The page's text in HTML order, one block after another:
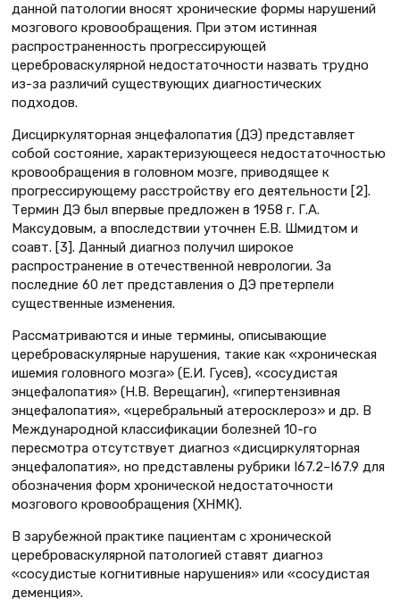
данной патологии вносят хронические формы нарушений
мозгового кровообращения. При этом истинная
распространенность прогрессирующей
цереброваскулярной недостаточности назвать трудно
из-за различий существующих диагностических
подходов.
Дисциркуляторная энцефалопатия (ДЭ) представляет
собой состояние, характеризующееся недостаточностью
кровообращения в головном мозге, приводящее к
прогрессирующему расстройству его деятельности [2].
Термин ДЭ был впервые предложен в 1958 г. Г.А.
Максудовым, а впоследствии уточнен Е.В. Шмидтом и
соавт. [3]. Данный диагноз получил широкое
распространение в отечественной неврологии. За
последние 60 лет представления о ДЭ претерпели
существенные изменения.
Рассматриваются и иные термины, описывающие
цереброваскулярные нарушения, такие как «хроническая
ишемия головного мозга» (Е.И. Гусев), «сосудистая
энцефалопатия» (Н.В. Верещагин), «гипертензивная
энцефалопатия», «церебральный атеросклероз» и др. В
Международной классификации болезней 10-го
пересмотра отсутствует диагноз «дисциркуляторная
энцефалопатия», но представлены рубрики I67.2–I67.9 для
обозначения форм хронической недостаточности
мозгового кровообращения (ХНМК).
В зарубежной практике пациентам с хронической
цереброваскулярной патологией ставят диагноз
«сосудистые когнитивные нарушения» или «сосудистая
деменция».